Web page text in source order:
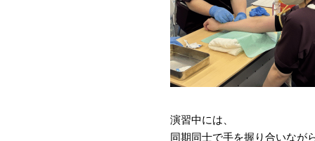
演習中には、
同期同士で手を握り合いなが